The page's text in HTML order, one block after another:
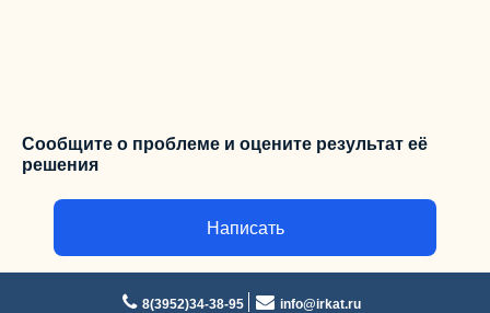
Сообщите о проблеме и оцените результат её
решения
Написать
8(3952)34-38-95 info@irkat.ru